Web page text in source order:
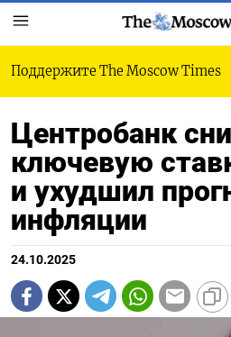
Поддержите The Moscow Times
Центробанк
ключевую
и ухудшил
инфляции
24.10.2025